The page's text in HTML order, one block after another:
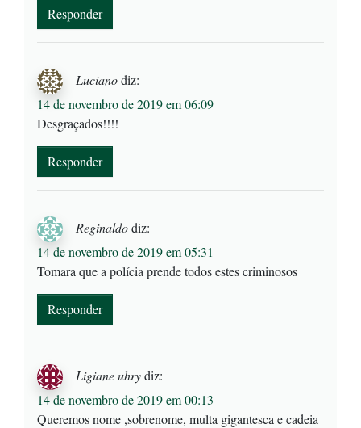
Responder
Lucianodiz:
14 de novembro de 2019 em 06:09
Desgraçados!!!!
Responder
Reginaldodiz:
14 de novembro de 2019 em 05:31
Tomara que a polícia prende todos estes criminosos
Responder
Ligiane uhrydiz:
14 de novembro de 2019 em 00:13
Queremos nome ,sobrenome, multa gigantesca e cadeia